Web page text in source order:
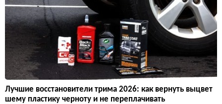
Лучшие восстановители трима 2026: как вернуть выцвет
шему пластику черноту и не переплачивать